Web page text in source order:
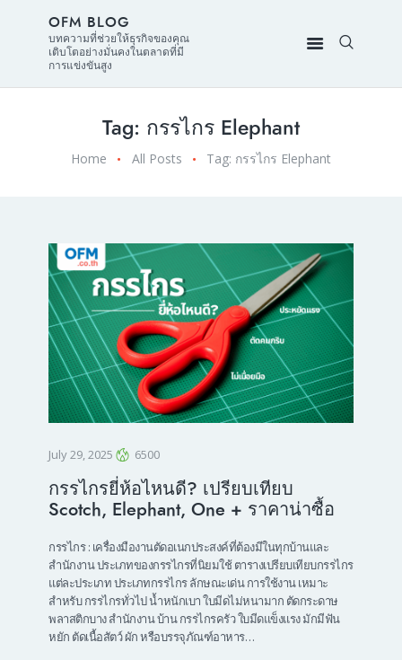
OFM BLOG
บทความที่ช่วยให้ธุรกิจของคุณ
เติบโตอย่างมั่นคงในตลาดที่มี
การแข่งขันสูง
Tag: กรรไกร Elephant
Home All Posts Tag: กรรไกร Elephant
July 29, 2025 6500
กรรไกรยี่ห้อไหนดี? เปรียบเทียบ
Scotch, Elephant, One + ราคาน่าซื้อ
กรรไกร : เครื่องมืองานตัดอเนกประสงค์ที่ต้องมีในทุกบ้านและ
สำนักงาน ประเภทของกรรไกรที่นิยมใช้ ตารางเปรียบเทียบกรรไกร
แต่ละประเภท ประเภทกรรไกร ลักษณะเด่น การใช้งาน เหมาะ
สำหรับ กรรไกรทั่วไป น้ำหนักเบา ใบมีดไม่หนามาก ตัดกระดาษ
พลาสติกบาง สำนักงาน บ้าน กรรไกรครัว ใบมีดแข็งแรง มักมีฟัน
หยัก ตัดเนื้อสัตว์ ผัก หรือบรรจุภัณฑ์อาหาร…